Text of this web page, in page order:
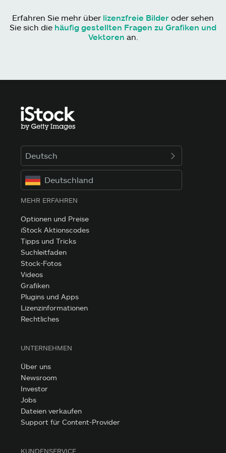
Erfahren Sie mehr über lizenzfreie Bilder oder sehen
Sie sich die häufig gestellten Fragen zu Grafiken und
Vektoren an.
Deutsch
Deutschland
MEHR ERFAHREN
Optionen und Preise
iStock Aktionscodes
Tipps und Tricks
Suchleitfaden
Stock-Fotos
Videos
Grafiken
Plugins und Apps
Lizenzinformationen
Rechtliches
UNTERNEHMEN
Über uns
Newsroom
Investor
Jobs
Dateien verkaufen
Support für Content-Provider
KUNDENSERVICE